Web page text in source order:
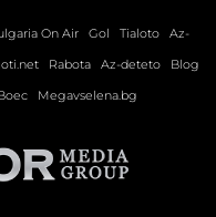
On Air Gol Tialoto
Az-
Rabota Az-deteto
Blog
Megavselena.bg